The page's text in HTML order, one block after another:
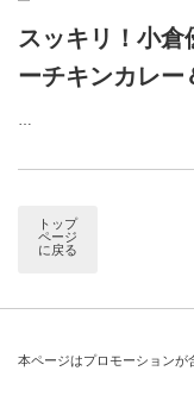
スッキリ！小倉
ーチキンカレー
…
トップ
ページ
に戻る
本ページはプロモーションが